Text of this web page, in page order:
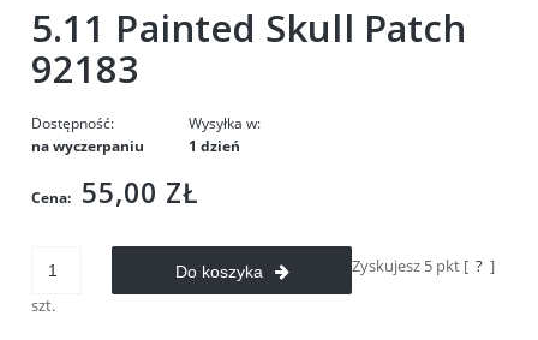
5.11 Painted Skull Patch
92183
Dostępność:
na wyczerpaniu
Wysyłka w:
1 dzień
Cena: 55,00 ZŁ
szt.
Do koszyka Zyskujesz 5 pkt [ ? ]